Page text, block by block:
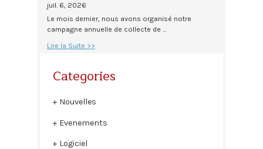
juil. 6, 2026
Le mois dernier, nous avons organisé notre
campagne annuelle de collecte de …
Lire la Suite >>
Categories
Nouvelles
Evenements
Logiciel